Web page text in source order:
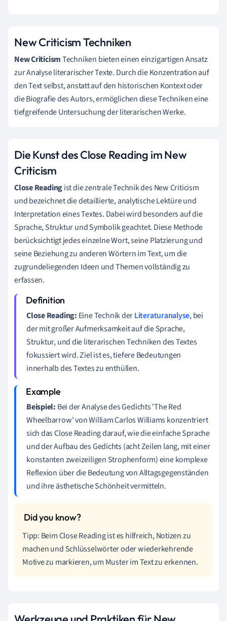
New Criticism Techniken
New CriticismTechniken bieten einen einzigartigen Ansatz
zur Analyse literarischer Texte. Durch die Konzentration auf
den Text selbst, anstatt auf den historischen Kontext oder
die Biografie des Autors, ermöglichen diese Techniken eine
tiefgreifende Untersuchung der literarischen Werke.
Die Kunst des Close Reading im New
Criticism
Close Readingist die zentrale Technik des New Criticism
und bezeichnet die detaillierte, analytische Lektüre und
Interpretation eines Textes. Dabei wird besonders auf die
Sprache, Struktur und Symbolik geachtet. Diese Methode
berücksichtigt jedes einzelne Wort, seine Platzierung und
seine Beziehung zu anderen Wörtern im Text, um die
zugrundeliegenden Ideen und Themen vollständig zu
erfassen.
Close Reading: Eine Technik derLiteraturanalyse, bei
der mit großer Aufmerksamkeit auf die Sprache,
Struktur, und die literarischen Techniken des Textes
fokussiert wird. Ziel ist es, tiefere Bedeutungen
innerhalb des Textes zu enthüllen.
Beispiel: Bei der Analyse des Gedichts 'The Red
Wheelbarrow' von William Carlos Williams konzentriert
sich das Close Reading darauf, wie die einfache Sprache
und der Aufbau des Gedichts (acht Zeilen lang, mit einer
konstanten zweizeiligen Strophenform) eine komplexe
Reflexion über die Bedeutung von Alltagsgegenständen
und ihre ästhetische Schönheit vermitteln.
Tipp: Beim Close Reading ist es hilfreich, Notizen zu
machen und Schlüsselwörter oder wiederkehrende
Motive zu markieren, um Muster im Text zu erkennen.